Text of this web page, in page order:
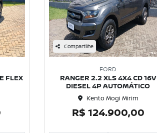
FLEX
Compartilhe
FORD
RANGER 2.2 XLS 4X4 CD 16V
DIESEL 4P AUTOMÁTICO
Kento Mogi Mirim
R$ 124.900,00